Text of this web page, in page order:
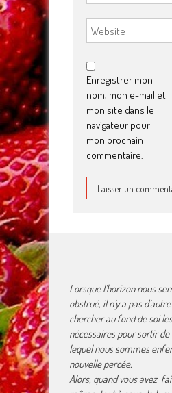
Enregistrer mon
nom, mon e-mail et
mon site dans le
navigateur pour
mon prochain
commentaire.
Lorsque l’horizon nous
obstrué, il n’y a pas
chercher au fond de soi
nécessaires pour sortir
lequel nous sommes
nouvelle percée.
Alors, quand vous avez